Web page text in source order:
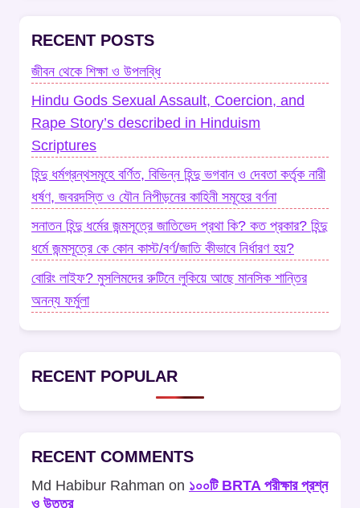
RECENT POSTS
জীবন থেকে শিক্ষা ও উপলব্ধি
Hindu Gods Sexual Assault, Coercion, and
Rape Story’s described in Hinduism
Scriptures
হিন্দু ধর্মগ্রন্থসমূহে বর্ণিত, বিভিন্ন হিন্দু ভগবান ও দেবতা কর্তৃক নারী
ধর্ষণ, জবরদস্তি ও যৌন নিপীড়নের কাহিনী সমূহের বর্ণনা
সনাতন হিন্দু ধর্মের জন্মসূত্রে জাতিভেদ প্রথা কি? কত প্রকার? হিন্দু
ধর্মে জন্মসূত্রে কে কোন কাস্ট/বর্ণ/জাতি কীভাবে নির্ধারণ হয়?
বোরিং লাইফ? মুসলিমদের রুটিনে লুকিয়ে আছে মানসিক শান্তির
অনন্য ফর্মুলা
RECENT POPULAR
RECENT COMMENTS
Md Habibur Rahman on ১০০টি BRTA পরীক্ষার প্রশ্ন
ও উত্তর